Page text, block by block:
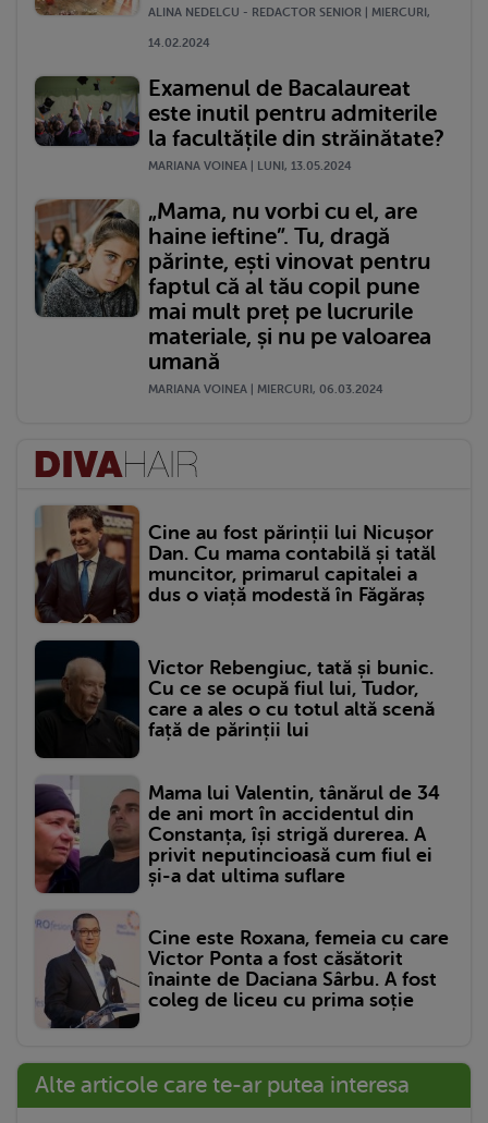
ALINA NEDELCU - REDACTOR SENIOR | MIERCURI,
14.02.2024
Examenul de Bacalaureat
este inutil pentru admiterile
la facultățile din străinătate?
MARIANA VOINEA | LUNI, 13.05.2024
„Mama, nu vorbi cu el, are
haine ieftine”. Tu, dragă
părinte, ești vinovat pentru
faptul că al tău copil pune
mai mult preț pe lucrurile
materiale, și nu pe valoarea
umană
MARIANA VOINEA | MIERCURI, 06.03.2024
Cine au fost părinții lui Nicușor
Dan. Cu mama contabilă și tatăl
muncitor, primarul capitalei a
dus o viață modestă în Făgăraș
Victor Rebengiuc, tată și bunic.
Cu ce se ocupă fiul lui, Tudor,
care a ales o cu totul altă scenă
față de părinții lui
Mama lui Valentin, tânărul de 34
de ani mort în accidentul din
Constanța, își strigă durerea. A
privit neputincioasă cum fiul ei
și-a dat ultima suflare
Cine este Roxana, femeia cu care
Victor Ponta a fost căsătorit
înainte de Daciana Sârbu. A fost
coleg de liceu cu prima soție
Alte articole care te-ar putea interesa